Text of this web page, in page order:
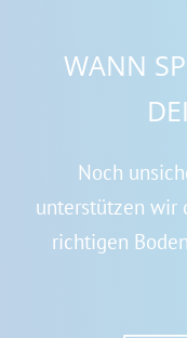
WANN
Noch
unterstützen wir
richtigen